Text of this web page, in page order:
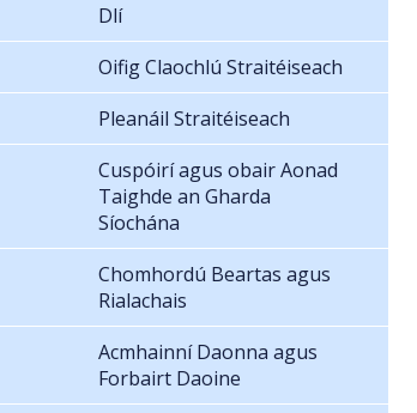
Dlí
Oifig Claochlú Straitéiseach
Pleanáil Straitéiseach
Cuspóirí agus obair Aonad
Taighde an Gharda
Síochána
Chomhordú Beartas agus
Rialachais
Acmhainní Daonna agus
Forbairt Daoine